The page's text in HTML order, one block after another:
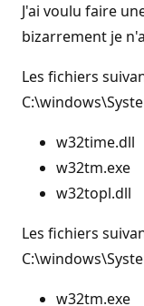
J'ai voulu faire
bizarrement je
Les fichiers
w32time.dll
w32tm.exe
w32topl.dll
Les fichiers
w32tm.exe